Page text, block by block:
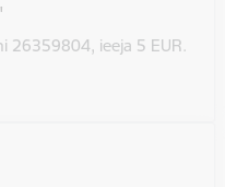
26359804, ieeja 5 EUR.